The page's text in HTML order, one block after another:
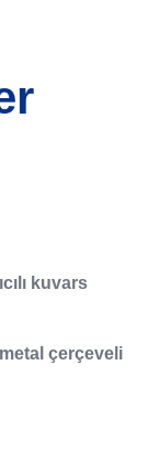
kuvars
çerçeveli